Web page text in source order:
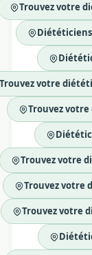
Trouvez votre
votre
Trouvez
Trouvez votre
Trouvez votre
Trouvez votre